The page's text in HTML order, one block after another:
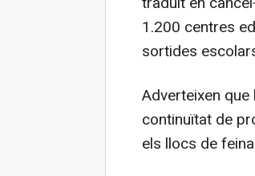
1.200 centres
sortides
Adverteixen
continuïtat de
els llocs de